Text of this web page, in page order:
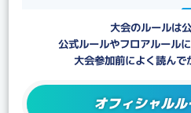
大会のルールは
公式ルールやフロアルール
大会参加前によく読んで
オフィシャル